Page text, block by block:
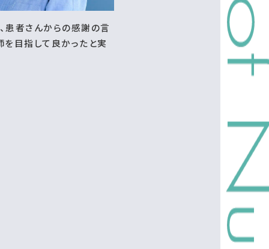
患者さんからの感謝の言
を目指して良かったと実